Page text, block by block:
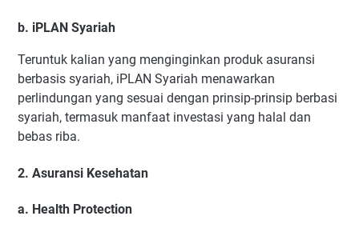
b. iPLAN Syariah
Teruntuk kalian yang menginginkan produk asuransi
berbasis syariah, iPLAN Syariah menawarkan
perlindungan yang sesuai dengan prinsip-prinsip berbasi
syariah, termasuk manfaat investasi yang halal dan
bebas riba.
2. Asuransi Kesehatan
a. Health Protection